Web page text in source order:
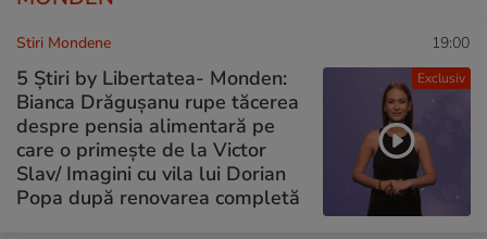
Exclusiv
Stiri Mondene 19:00
5 Știri by Libertatea- Monden:
Bianca Drăgușanu rupe tăcerea
despre pensia alimentară pe
care o primește de la Victor
Slav/ Imagini cu vila lui Dorian
Popa după renovarea completă